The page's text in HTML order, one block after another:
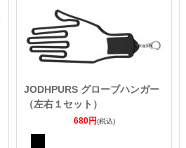
JODHPURS グローブハンガー
（左右１セット）
680円(税込)